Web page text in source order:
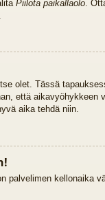
Piilota paikallaolo .
olet. Tässä
että aikavyöhykkeen
aika tehdä niin.
kellonaika